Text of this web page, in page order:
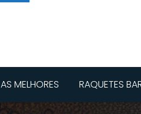
AS MELHORES RAQUETES